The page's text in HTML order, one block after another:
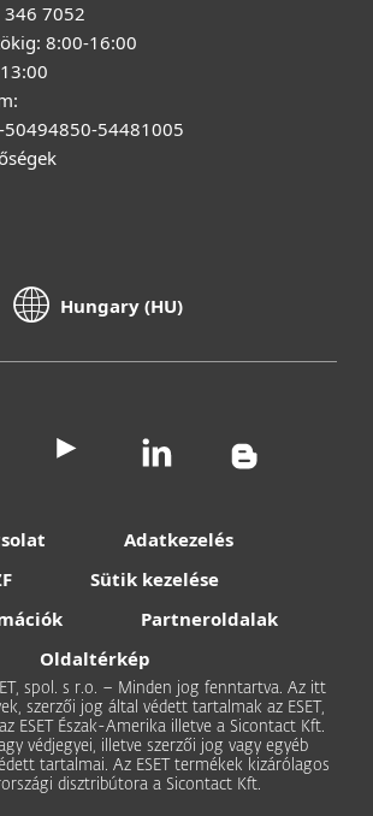
346 7052
8:00-16:00
54481005
Hungary (HU)
Adatkezelés
Sütik kezelése
Partneroldalak
Oldaltérkép
spol. s r.o. – Minden jog fenntartva. Az itt
szerzői jog által védett tartalmak az ESET,
ESET Észak-Amerika illetve a Sicontact Kft.
védjegyei, illetve szerzői jog vagy egyéb
tartalmai. Az ESET termékek kizárólagos
disztribútora a Sicontact Kft.